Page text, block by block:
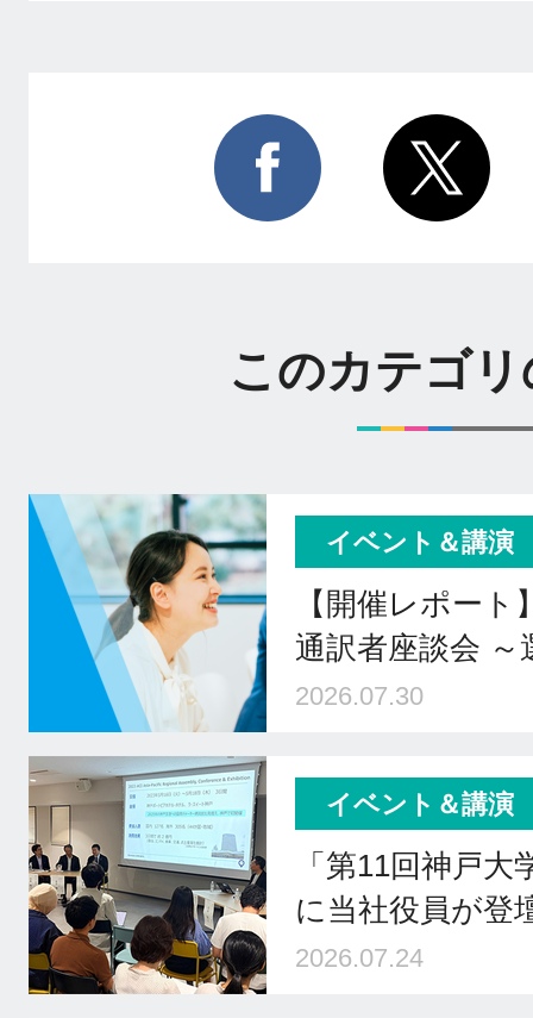
このカテゴ
イベント＆講演
【開催レポー
通訳者座談会
2026.07.30
イベント＆講演
「第11回神戸
に当社役員が
2026.07.24